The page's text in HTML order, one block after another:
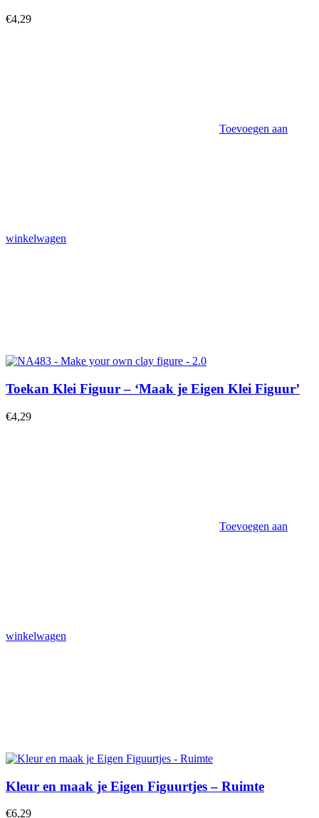
€4,29
Toevoegen aan
winkelwagen
Toekan Klei Figuur – ‘Maak je Eigen Klei Figuur’
€4,29
Toevoegen aan
winkelwagen
Kleur en maak je Eigen Figuurtjes – Ruimte
€6,29